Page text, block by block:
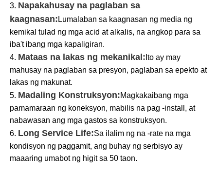
3. Napakahusay na paglaban sa
kaagnasan: Lumalaban sa kaagnasan ng media ng
kemikal tulad ng mga acid at alkalis, na angkop para sa
iba't ibang mga kapaligiran.
4. Mataas na lakas ng mekanikal: Ito ay may
mahusay na paglaban sa presyon, paglaban sa epekto at
lakas ng makunat.
5. Madaling Konstruksyon:Magkakaibang mga
pamamaraan ng koneksyon, mabilis na pag -install, at
nabawasan ang mga gastos sa konstruksyon.
6. Long Service Life:Sa ilalim ng na -rate na mga
kondisyon ng paggamit, ang buhay ng serbisyo ay
maaaring umabot ng higit sa 50 taon.